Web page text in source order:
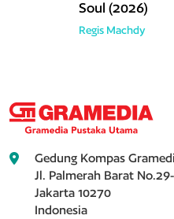
Soul (2026)
Regis Machdy
Gedung Kompas
Jl. Palmerah Barat
Jakarta 10270
Indonesia